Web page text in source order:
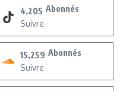
4,205 Abonnés
Suivre
15,259 Abonnés
Suivre